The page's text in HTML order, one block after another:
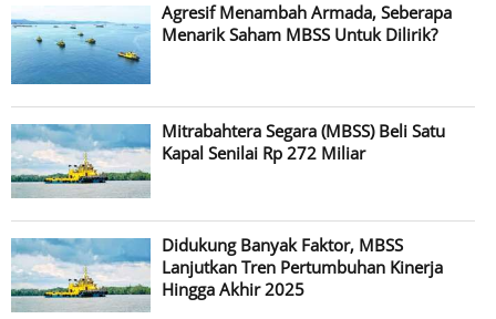
Agresif Menambah Armada, Seberapa
Menarik Saham MBSS Untuk Dilirik?
Mitrabahtera Segara (MBSS) Beli Satu
Kapal Senilai Rp 272 Miliar
Didukung Banyak Faktor, MBSS
Lanjutkan Tren Pertumbuhan Kinerja
Hingga Akhir 2025